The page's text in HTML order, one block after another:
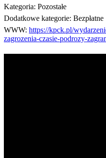
Kategoria: Pozostałe
Dodatkowe kategorie: Bezpłatne
WWW: https://kpck.pl/
zagrozenia-czasie-podrozy-